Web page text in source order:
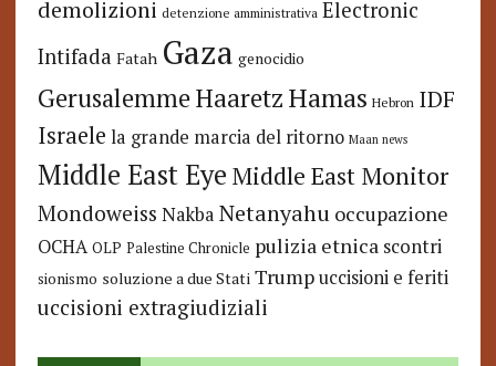
demolizioni detenzione amministrativa Electronic
Intifada Fatah Gaza genocidio
GerusalemmeHaaretzHamas Hebron IDF
Israele la grande marcia del ritorno Maan news
Middle East Eye Middle East Monitor
Mondoweiss Nakba Netanyahu occupazione
OCHA OLP Palestine Chronicle pulizia etnica scontri
sionismo soluzione a due Stati Trump uccisioni e feriti
uccisioni extragiudiziali